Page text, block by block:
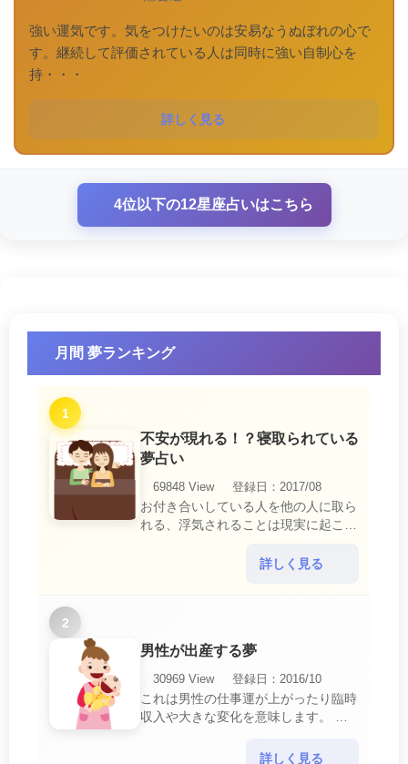
強い運気です。気をつけたいのは安易なうぬぼれの心で
す。継続して評価されている人は同時に強い自制心を
持・・・
詳しく見る
4位以下の12星座占いはこちら
月間 夢ランキング
1
不安が現れる！？寝取られている
夢占い
69848 View
登録日：2017/08
お付き合いしている人を他の人に取ら
れる、浮気されることは現実に起こる
いにおいて、『寝取られている』夢
詳しく見る
2
男性が出産する夢
30969 View
登録日：2016/10
これは男性の仕事運が上がったり臨時
収入や大きな変化を意味します。 喜
ればあり得ない事が起きるのでビック
詳しく見る